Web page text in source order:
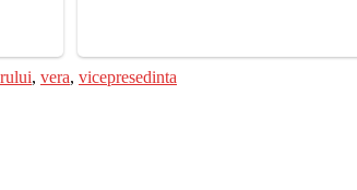
, vera, vicepresedinta